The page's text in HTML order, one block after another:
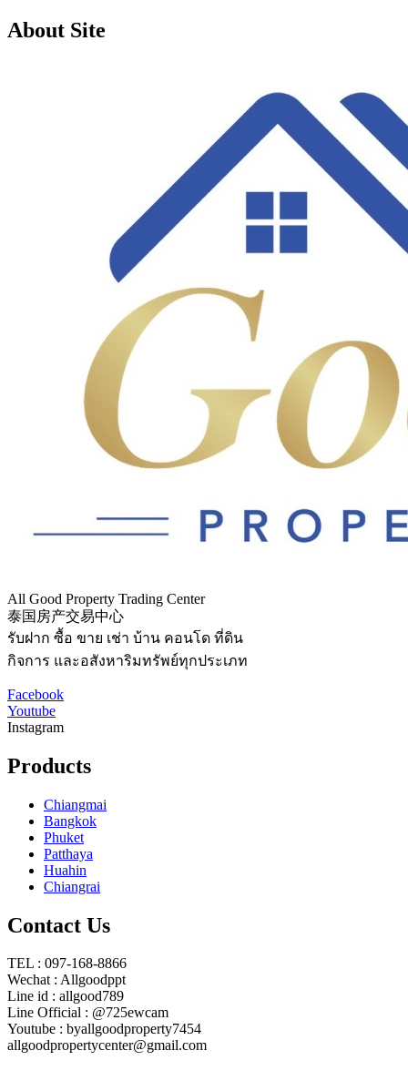
About Site
All Good Property Trading Center
泰国房产交易中心
รับฝาก ซื้อ ขาย เช่า บ้าน คอนโด ที่ดิน
กิจการ และอสังหาริมทรัพย์ทุกประเภท
Facebook
Youtube
Instagram
Products
Chiangmai
Bangkok
Phuket
Patthaya
Huahin
Chiangrai
Contact Us
TEL : 097-168-8866
Wechat : Allgoodppt
Line id : allgood789
Line Official : @725ewcam
Youtube : byallgoodproperty7454
allgoodpropertycenter@gmail.com